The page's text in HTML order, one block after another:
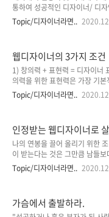
색’과 싸이월드의 ‘일촌 맺기’는
이 파고들어 와 있는 인터넷 서비
대전제가 깔려있기 때문이다. 그
통하여 성공적인 디자이너/ 디
요한 절차들을 간략히 설명해 보
수 있듯이
Assume. Put it in Writing 모든
하루의 작업의 진행 상황, 작업
등등, 나중에 기억할 수 있는 일
모든 것을 기록하라. 2.
협 (Negotiations)을 예상하고
Topic/디자이너라면..
웹디자이너의 3가지 조건
1) 창의력 + 표현력 = 디자이너
의력을 위한 표현력은 가장 기
누구나 웹디자인을 할 수 있다고
력의 진가를 돋보이게 할 수 있
포토샵과 플래시를 잘 다루고,
다는 것 만으로 웹디자이너의
생각한다면 오산이다. 전쟁터에
무기와 총을 다룰 줄 알아야 한다
선하는 것은 스스로 병사임을 인
누구..
Topic/디자이너라면..
인정받는 웹디자이너로
나의 연봉을 끌어 올리기 위한
이 받는다는 것은 그만큼 남들
야 한다는 말과 일맥상통할 것이
은 정책적으로 정해진 것도, 또
받기 위해서는 몇가지 조건들이
Topic/디자이너라면..
가슴에서 출발하라.